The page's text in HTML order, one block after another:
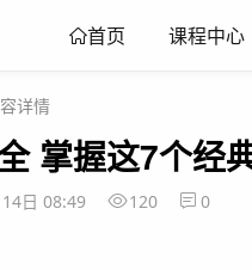
首页 课程中心
详情
掌握这7个经
日 08:49 120 0